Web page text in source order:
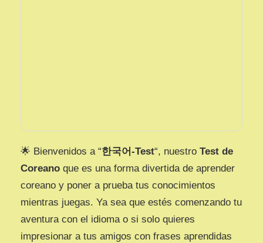
🌟 Bienvenidos a “한국어-Test“, nuestro Test de
Coreano que es una forma divertida de aprender
coreano y poner a prueba tus conocimientos
mientras juegas. Ya sea que estés comenzando tu
aventura con el idioma o si solo quieres
impresionar a tus amigos con frases aprendidas